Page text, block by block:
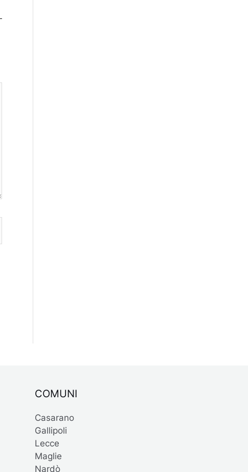
COMUNI
Casarano
Gallipoli
Lecce
Maglie
Nardò